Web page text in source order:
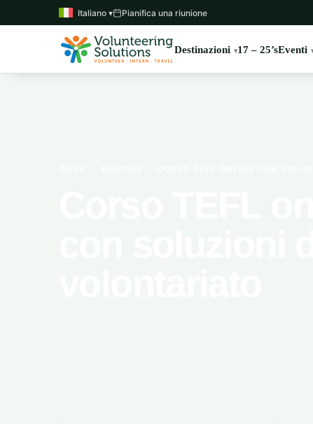
Italiano ▾ Pianifica una riunione
Destinazioni 17 – 25’sEventi